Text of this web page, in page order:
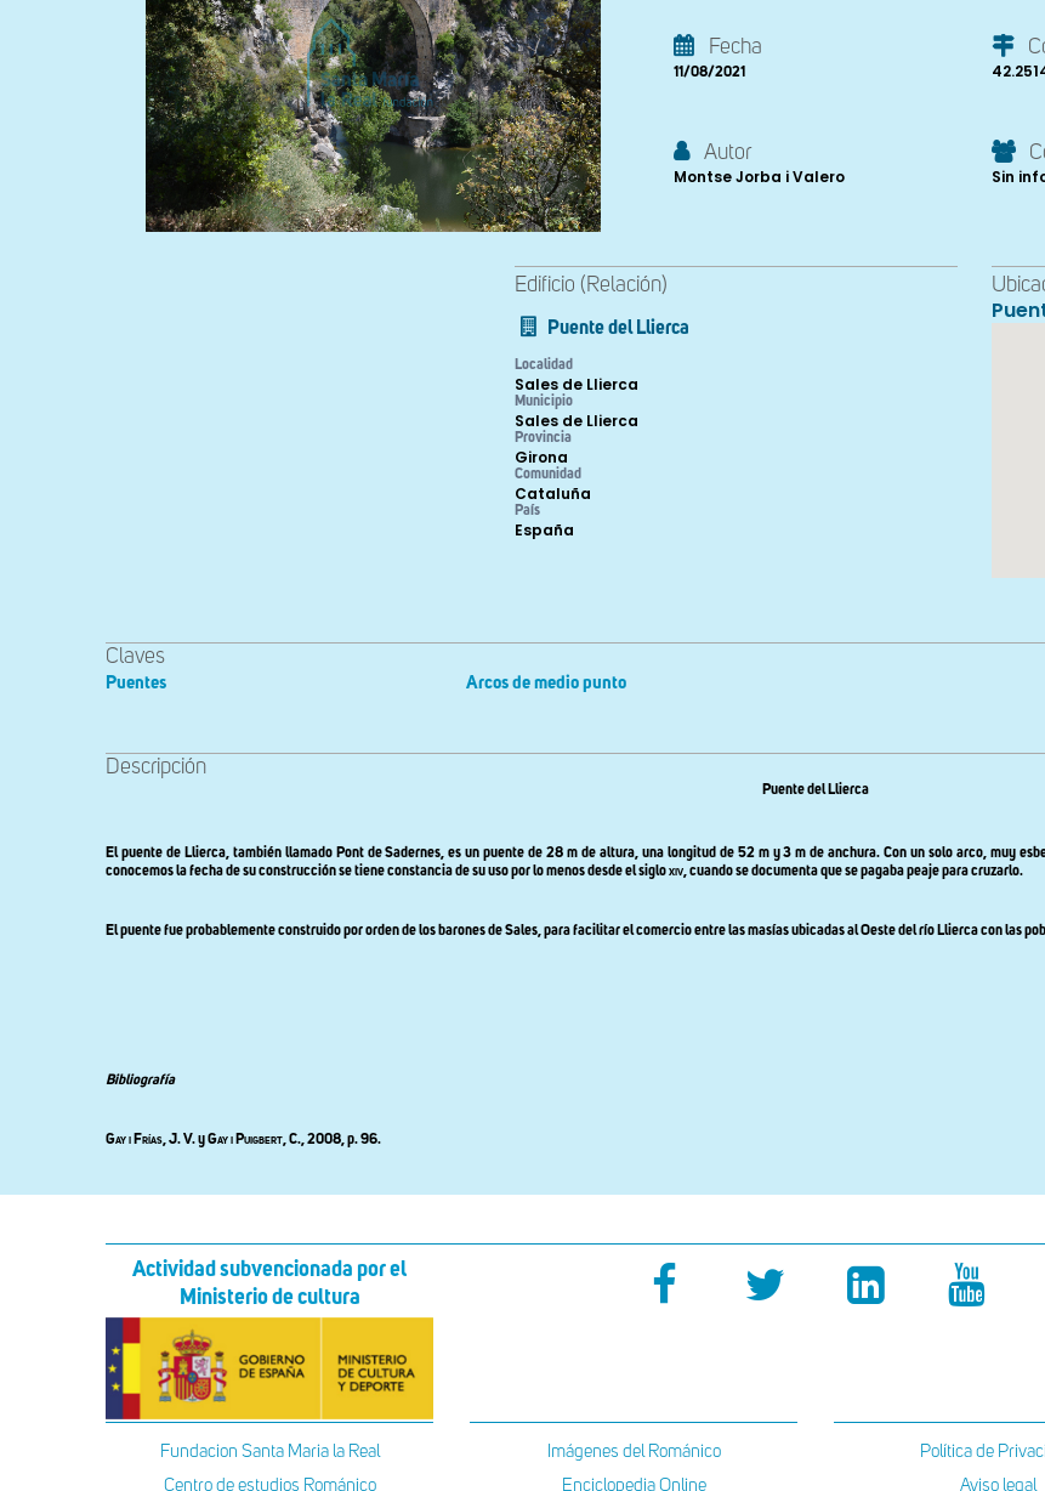
Fecha
11/08/2021
Autor
Montse Jorba i Valero Sin
Edificio (Relación)
Puente del Llierca
Localidad
Sales de Llierca
Municipio
Sales de Llierca
Provincia
Girona
Comunidad
Cataluña
País
España
Claves
Puentes Arcos de medio punto
Descripción
Puente del Llierca
El puente de Llierca, también llamado Pont de Sadernes, es un puente de 28 m de altura, una longitud de 52 m y 3 m de anchura. Con un solo arco, muy
conocemos la fecha de su construcción se tiene constancia de su uso por lo menos desde el sigloxiv, cuando se documenta que se pagaba peaje para cruzarlo.
El puente fue probablemente construido por orden de los barones de Sales, para facilitar el comercio entre las masías ubicadas al Oeste del río Llierca con las
Bibliografía
Gay i Frías, J. V. yGay i Puigbert, C., 2008, p. 96.
Actividad subvencionada por el
Ministerio de cultura
Fundacion Santa Maria la Real
Centro de estudios Románico
Imágenes del Románico
Enciclopedia Online
Política de
Aviso legal